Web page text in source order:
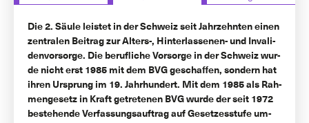
Die 2. Säu­le leis­tet in der Schweiz seit Jahr­zehn­ten einen
zen­tra­len Bei­trag zur Al­ters-, Hin­ter­las­se­nen- und In­va­li­
den­vor­sor­ge. Die be­ruf­li­che Vor­sor­ge in der Schweiz wur­
de nicht erst 1985 mit dem BVG ge­schaf­fen, son­dern hat
ih­ren Ur­sprung im 19. Jahr­hun­dert. Mit dem 1985 als Rah­
men­ge­setz in Kraft ge­tre­te­nen BVG wur­de der seit 1972
be­ste­hen­de Ver­fas­sungs­auf­trag auf Ge­set­zes­stu­fe um­